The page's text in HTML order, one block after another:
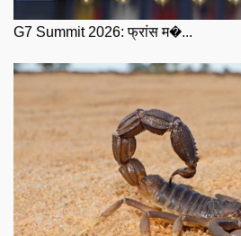
G7 Summit 2026: फ्रांस म�...